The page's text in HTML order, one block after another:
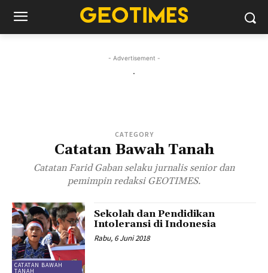
- Advertisement -
.
CATEGORY
Catatan Bawah Tanah
Catatan Farid Gaban selaku jurnalis senior dan
pemimpin redaksi GEOTIMES.
CATATAN BAWAH
TANAH
Sekolah dan Pendidikan
Intoleransi di Indonesia
Rabu, 6 Juni 2018